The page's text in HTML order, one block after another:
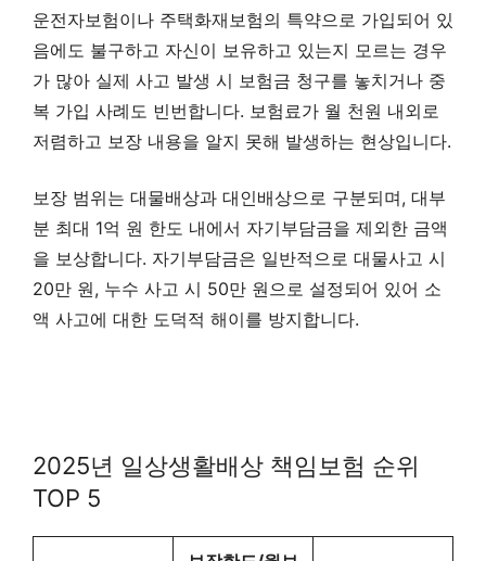
운전자보험이나 주택화재보험의 특약으로 가입되어 있
음에도 불구하고 자신이 보유하고 있는지 모르는 경우
가 많아 실제 사고 발생 시 보험금 청구를 놓치거나 중
복 가입 사례도 빈번합니다. 보험료가 월 천원 내외로
저렴하고 보장 내용을 알지 못해 발생하는 현상입니다.
보장 범위는 대물배상과 대인배상으로 구분되며, 대부
분 최대 1억 원 한도 내에서 자기부담금을 제외한 금액
을 보상합니다. 자기부담금은 일반적으로 대물사고 시
20만 원, 누수 사고 시 50만 원으로 설정되어 있어 소
액 사고에 대한 도덕적 해이를 방지합니다.
2025년 일상생활배상 책임보험 순위
TOP 5